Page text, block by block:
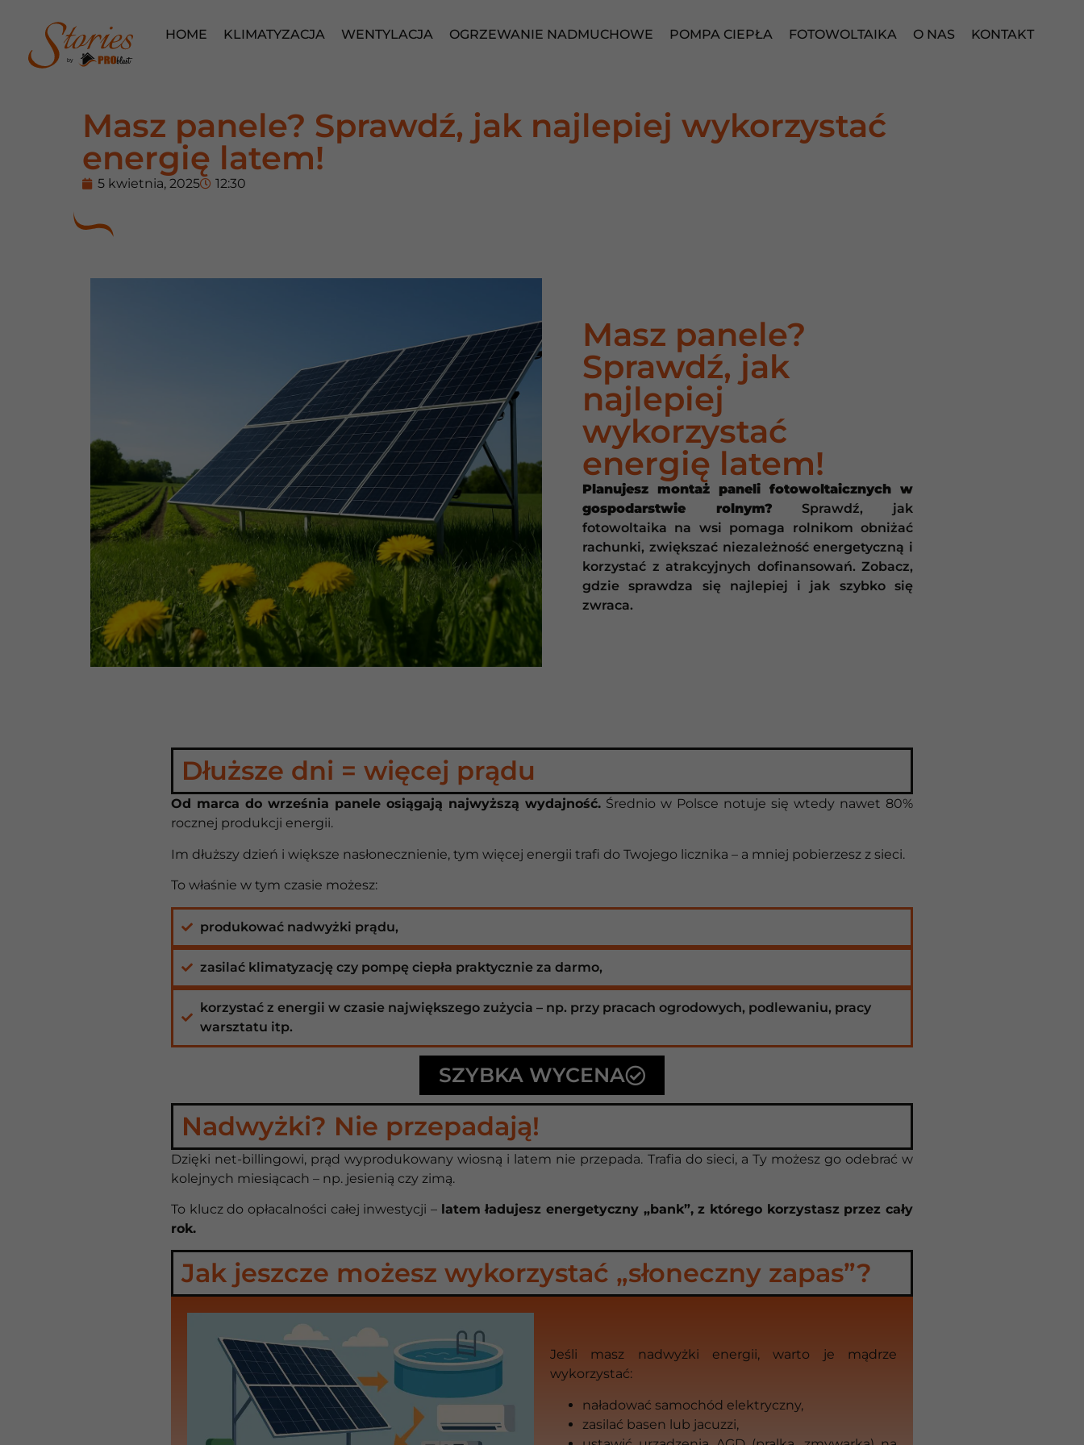
by
HOME KLIMATYZACJA WENTYLACJA OGRZEWANIE NADMUCHOWE POMPA CIEPŁA FOTOWOLTAIKA O NAS KONTAKT
Masz panele? Sprawdź, jak najlepiej wykorzystać
energię latem!
5 kwietnia, 2025 12:30
Masz panele?
Sprawdź, jak
najlepiej
wykorzystać
energię latem!
Planujesz montaż paneli fotowoltaicznych w
gospodarstwie rolnym? Sprawdź, jak
fotowoltaika na wsi pomaga rolnikom obniżać
rachunki, zwiększać niezależność energetyczną i
korzystać z atrakcyjnych dofinansowań. Zobacz,
gdzie sprawdza się najlepiej i jak szybko się
zwraca.
Dłuższe dni = więcej prądu
Od marca do września panele osiągają najwyższą wydajność. Średnio w Polsce notuje się wtedy nawet 80%
rocznej produkcji energii.
Im dłuższy dzień i większe nasłonecznienie, tym więcej energii trafi do Twojego licznika – a mniej pobierzesz z sieci.
To właśnie w tym czasie możesz:
produkować nadwyżki prądu,
zasilać klimatyzację czy pompę ciepła praktycznie za darmo,
korzystać z energii w czasie największego zużycia – np. przy pracach ogrodowych, podlewaniu, pracy
warsztatu itp.
SZYBKA WYCENA
Nadwyżki? Nie przepadają!
Dzięki net-billingowi, prąd wyprodukowany wiosną i latem nie przepada. Trafia do sieci, a Ty możesz go odebrać w
kolejnych miesiącach – np. jesienią czy zimą.
To klucz do opłacalności całej inwestycji – latem ładujesz energetyczny „bank”, z którego korzystasz przez cały
rok.
Jak jeszcze możesz wykorzystać „słoneczny zapas”?
Jeśli masz nadwyżki energii, warto je mądrze
wykorzystać:
naładować samochód elektryczny,
zasilać basen lub jacuzzi,